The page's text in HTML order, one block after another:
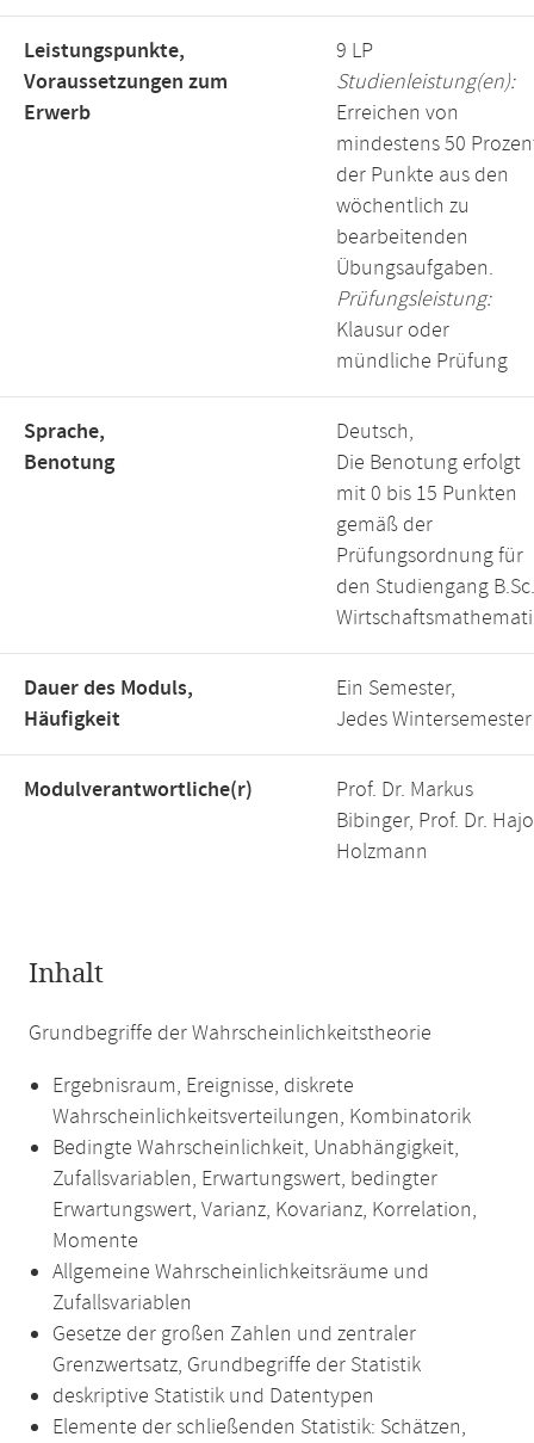
Leistungspunkte,
Voraussetzungen zum
Erwerb
9 LP
Studienleistung(en):
Erreichen von
mindestens 50
der Punkte aus den
wöchentlich zu
bearbeitenden
Übungsaufgaben.
Prüfungsleistung:
Klausur oder
mündliche Prüfung
Sprache,
Benotung
Deutsch,
Die Benotung erfolgt
mit 0 bis 15 Punkten
gemäß der
Prüfungsordnung für
den Studiengang B.Sc.
Dauer des Moduls,
Häufigkeit
Ein Semester,
Jedes Wintersemester
Modulverantwortliche(r)
Prof. Dr. Markus
Bibinger, Prof. Dr. Hajo
Holzmann
Inhalt
Grundbegriffe der Wahrscheinlichkeitstheorie
Ergebnisraum, Ereignisse, diskrete
Wahrscheinlichkeitsverteilungen, Kombinatorik
Bedingte Wahrscheinlichkeit, Unabhängigkeit,
Zufallsvariablen, Erwartungswert, bedingter
Erwartungswert, Varianz, Kovarianz, Korrelation,
Momente
Allgemeine Wahrscheinlichkeitsräume und
Zufallsvariablen
Gesetze der großen Zahlen und zentraler
Grenzwertsatz, Grundbegriffe der Statistik
deskriptive Statistik und Datentypen
Elemente der schließenden Statistik: Schätzen,